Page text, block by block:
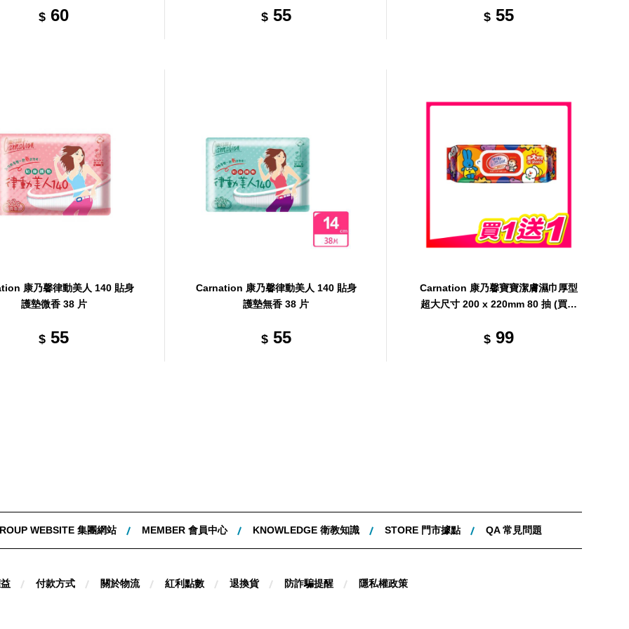
$ 60 $55 $55
康乃馨律動美人 140 貼身
護墊微香 38 片
$ 55
Carnation 康乃馨律動美人 140 貼身
護墊無香 38 片
$55
Carnation 康乃馨寶寶潔膚濕巾厚型
超大尺寸 200 x 220mm 80 抽 (買一
$99
WEBSITE 集團網站 MEMBER 會員中心 KNOWLEDGE 衛教知識 STORE 門市據點 QA 常見問題
付款方式 關於物流 紅利點數 退換貨 防詐騙提醒 隱私權政策